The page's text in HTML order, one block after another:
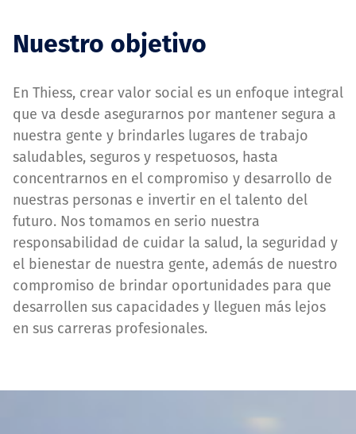
Nuestro objetivo
En Thiess, crear valor social es un enfoque integral
que va desde asegurarnos por mantener segura a
nuestra gente y brindarles lugares de trabajo
saludables, seguros y respetuosos, hasta
concentrarnos en el compromiso y desarrollo de
nuestras personas e invertir en el talento del
futuro. Nos tomamos en serio nuestra
responsabilidad de cuidar la salud, la seguridad y
el bienestar de nuestra gente, además de nuestro
compromiso de brindar oportunidades para que
desarrollen sus capacidades y lleguen más lejos
en sus carreras profesionales.